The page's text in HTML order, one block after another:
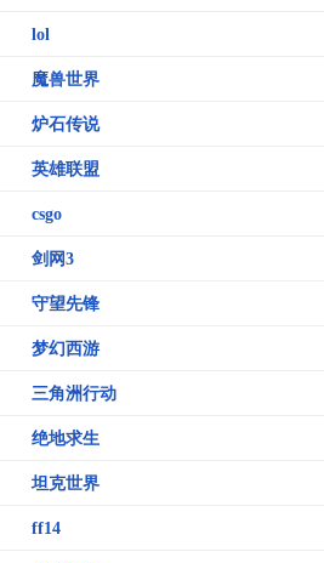
lol
魔兽世界
炉石传说
英雄联盟
csgo
剑网3
守望先锋
梦幻西游
三角洲行动
绝地求生
坦克世界
ff14